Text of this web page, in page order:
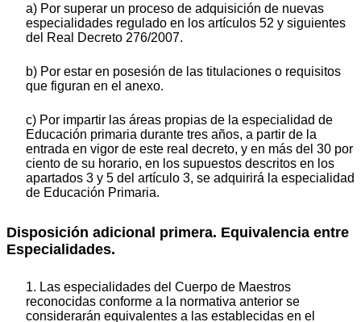
a) Por superar un proceso de adquisición de nuevas
especialidades regulado en los artículos 52 y siguientes
del Real Decreto 276/2007.
b) Por estar en posesión de las titulaciones o requisitos
que figuran en el anexo.
c) Por impartir las áreas propias de la especialidad de
Educación primaria durante tres años, a partir de la
entrada en vigor de este real decreto, y en más del 30 por
ciento de su horario, en los supuestos descritos en los
apartados 3 y 5 del artículo 3, se adquirirá la especialidad
de Educación Primaria.
Disposición adicional primera. Equivalencia entre
Especialidades.
1. Las especialidades del Cuerpo de Maestros
reconocidas conforme a la normativa anterior se
considerarán equivalentes a las establecidas en el